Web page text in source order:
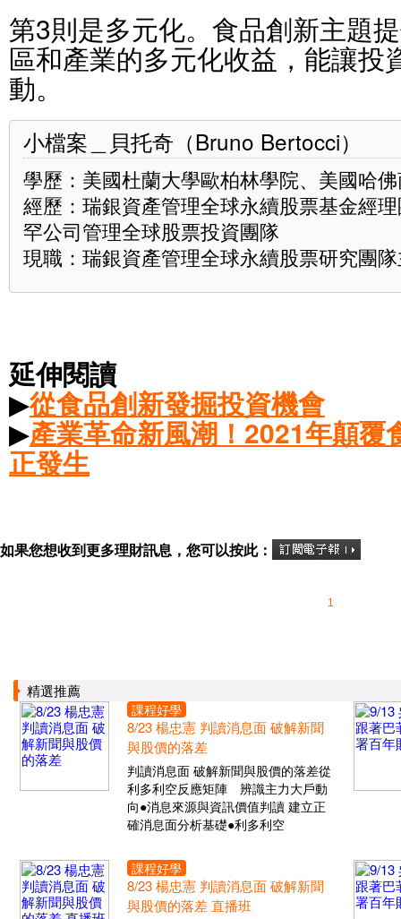
第3則是多元化。食品創新主題
區和產業的多元化收益，能讓投
動。
小檔案＿貝托奇（Bruno Bertocci）
學歷：美國杜蘭大學歐柏林學院、美國哈
經歷：瑞銀資產管理全球永續股票基金經
罕公司管理全球股票投資團隊
現職：瑞銀資產管理全球永續股票研究團
延伸閱讀
▶從食品創新發掘投資機會
▶產業革命新風潮！2021年顛覆
正發生
如果您想收到更多理財訊息，您可以按此：
1
精選推薦
課程好學
8/23 楊忠憲 判讀消息面 破解新聞
與股價的落差
判讀消息面 破解新聞與股價的落差從
利多利空反應矩陣 辨識主力大戶動
向●消息來源與資訊價值判讀 建立正
確消息面分析基礎●利多利空
課程好學
8/23 楊忠憲 判讀消息面 破解新聞
與股價的落差 直播班